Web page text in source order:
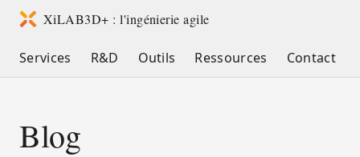
XiLAB3D+ : l'ingénierie agile
Services R&D Outils Ressources Contact
Blog